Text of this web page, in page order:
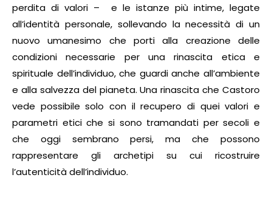
perdita di valori – e le istanze più intime, legate
all’identità personale, sollevando la necessità di un
nuovo umanesimo che porti alla creazione delle
condizioni necessarie per una rinascita etica e
spirituale dell’individuo, che guardi anche all’ambiente
e alla salvezza del pianeta. Una rinascita che Castoro
vede possibile solo con il recupero di quei valori e
parametri etici che si sono tramandati per secoli e
che oggi sembrano persi, ma che possono
rappresentare gli archetipi su cui ricostruire
l’autenticità dell’individuo.